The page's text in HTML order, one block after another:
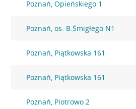
Poznań, Opieńskiego 1
Poznań, os. B.Śmigłego N1
Poznań, Piątkowska 161
Poznań, Piątkowska 161
Poznań, Piotrowo 2